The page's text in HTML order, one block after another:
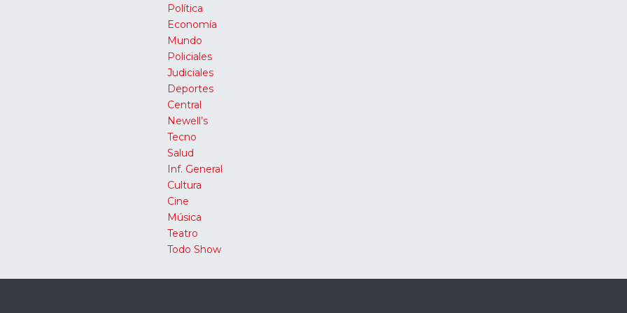
Política
Economía
Mundo
Policiales
Judiciales
Deportes
Central
Newell’s
Tecno
Salud
Inf. General
Cultura
Cine
Música
Teatro
Todo Show